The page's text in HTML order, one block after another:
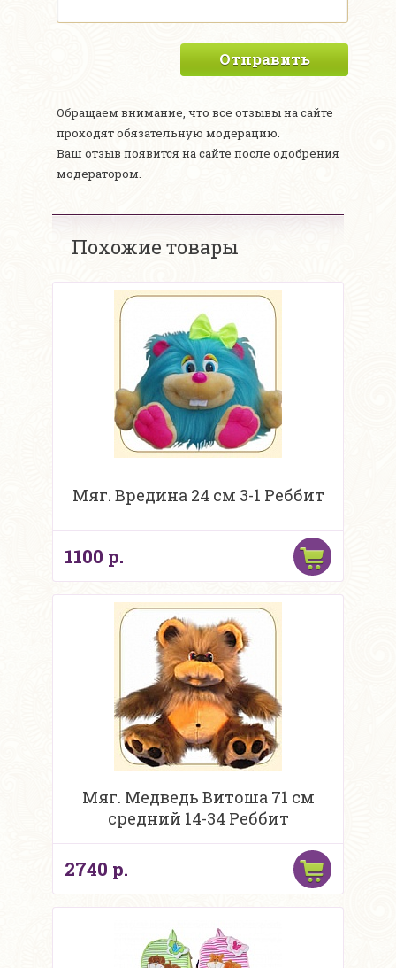
Отправить
Обращаем внимание, что все отзывы на сайте
проходят обязательную модерацию.
Ваш отзыв появится на сайте после одобрения
модератором.
Похожие товары
Мяг. Вредина 24 см 3-1 Реббит
1100 р.
Мяг. Медведь Витоша 71 см
средний 14-34 Реббит
2740 р.